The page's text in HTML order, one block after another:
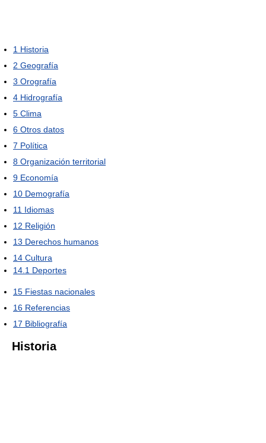
1 Historia
2 Geografía
3 Orografía
4 Hidrografía
5 Clima
6 Otros datos
7 Política
8 Organización territorial
9 Economía
10 Demografía
11 Idiomas
12 Religión
13 Derechos humanos
14 Cultura
14.1 Deportes
15 Fiestas nacionales
16 Referencias
17 Bibliografía
Historia